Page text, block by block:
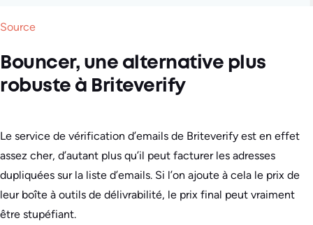
Source
Bouncer, une alternative plus
robuste à Briteverify
Le service de vérification d’emails de Briteverify est en effet
assez cher, d’autant plus qu’il peut facturer les adresses
dupliquées sur la liste d’emails. Si l’on ajoute à cela le prix de
leur boîte à outils de délivrabilité, le prix final peut vraiment
être stupéfiant.